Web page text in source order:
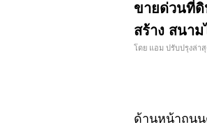
ขายด่วนที่ดิ
สร้าง สนา
โดย แอม ปรับปรุงล่าสุ
ด้านหน้าถน